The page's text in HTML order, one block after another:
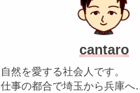
cantaro
自然を愛する社会人です。
仕事の都合で埼玉から兵庫へ